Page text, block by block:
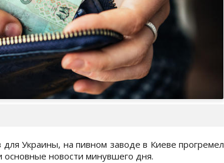
Украины, на пивном заводе в Киеве прогремел
новости минувшего дня.